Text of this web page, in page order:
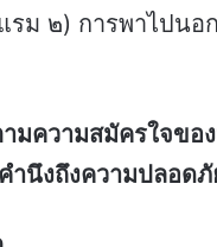
รม ๒) การพาไปน
มความสมัครใจข
ำนึงถึงความปลอด